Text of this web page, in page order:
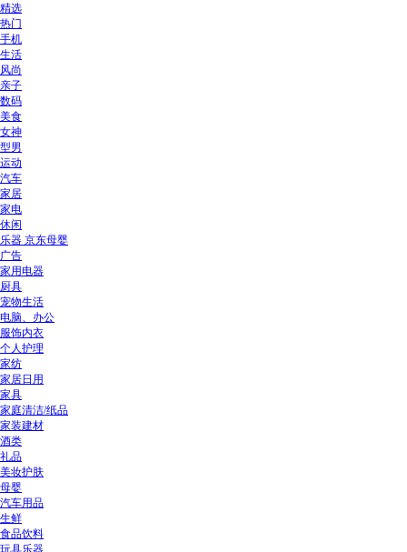
精选
热门
手机
生活
风尚
亲子
数码
美食
女神
型男
运动
汽车
家居
家电
休闲
乐器 京东母婴
广告
家用电器
厨具
宠物生活
电脑、办公
服饰内衣
个人护理
家纺
家居日用
家具
家庭清洁/纸品
家装建材
酒类
礼品
美妆护肤
母婴
汽车用品
生鲜
食品饮料
玩具乐器